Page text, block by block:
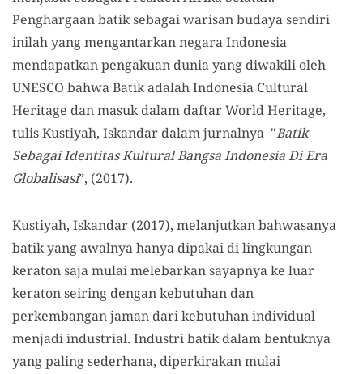
Penghargaan batik sebagai warisan budaya sendiri
inilah yang mengantarkan negara Indonesia
mendapatkan pengakuan dunia yang diwakili oleh
UNESCO bahwa Batik adalah Indonesia Cultural
Heritage dan masuk dalam daftar World Heritage,
tulis Kustiyah, Iskandar dalam jurnalnya "Batik
Sebagai Identitas Kultural Bangsa Indonesia Di Era
Globalisasi”, (2017).
Kustiyah, Iskandar (2017), melanjutkan bahwasanya
batik yang awalnya hanya dipakai di lingkungan
keraton saja mulai melebarkan sayapnya ke luar
keraton seiring dengan kebutuhan dan
perkembangan jaman dari kebutuhan individual
menjadi industrial. Industri batik dalam bentuknya
yang paling sederhana, diperkirakan mulai